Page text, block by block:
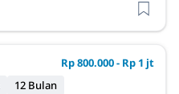
Rp 800.000 - Rp 1 jt
12 Bulan